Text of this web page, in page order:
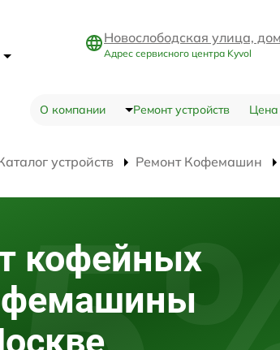
Новослободская улица,
Адрес сервисного центра Kyvol
О компании Ремонт устройств Цена
устройств Ремонт Кофемашин
кофейных